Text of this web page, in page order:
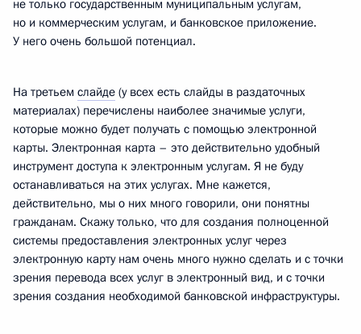
не только государственным муниципальным услугам,
но и коммерческим услугам, и банковское приложение.
У него очень большой потенциал.
На третьем слайде (у всех есть слайды в раздаточных
материалах) перечислены наиболее значимые услуги,
которые можно будет получать с помощью электронной
карты. Электронная карта – это действительно удобный
инструмент доступа к электронным услугам. Я не буду
останавливаться на этих услугах. Мне кажется,
действительно, мы о них много говорили, они понятны
гражданам. Скажу только, что для создания полноценной
системы предоставления электронных услуг через
электронную карту нам очень много нужно сделать и с точки
зрения перевода всех услуг в электронный вид, и с точки
зрения создания необходимой банковской инфраструктуры.